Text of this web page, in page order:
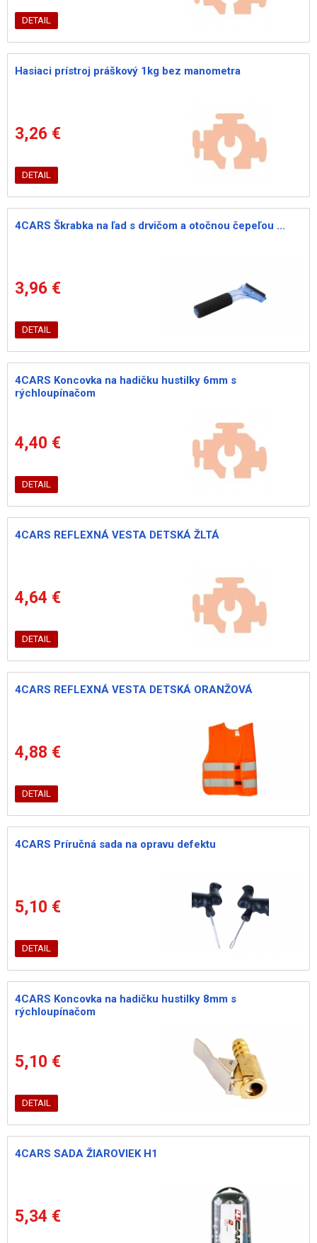
DETAIL
Hasiaci prístroj práškový 1kg bez manometra
3,26 €
DETAIL
4CARS Škrabka na ľad s drvičom a otočnou čepeľou ...
3,96 €
DETAIL
4CARS Koncovka na hadičku hustilky 6mm s
rýchloupínačom
4,40 €
DETAIL
4CARS REFLEXNÁ VESTA DETSKÁ ŽLTÁ
4,64 €
DETAIL
4CARS REFLEXNÁ VESTA DETSKÁ ORANŽOVÁ
4,88 €
DETAIL
4CARS Príručná sada na opravu defektu
5,10 €
DETAIL
4CARS Koncovka na hadičku hustilky 8mm s
rýchloupínačom
5,10 €
DETAIL
4CARS SADA ŽIAROVIEK H1
5,34 €